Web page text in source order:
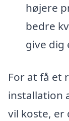
højere
bedre
give dig
For at få et
installation
vil koste, er